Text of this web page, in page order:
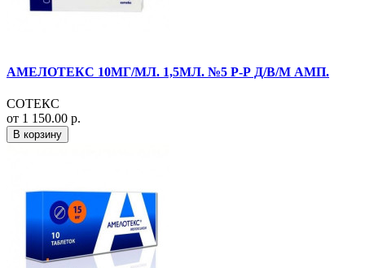
АМЕЛОТЕКС 10МГ/МЛ. 1,5МЛ. №5 Р-Р Д/В/М АМП.
СОТЕКС
от 1 150.00 р.
В корзину